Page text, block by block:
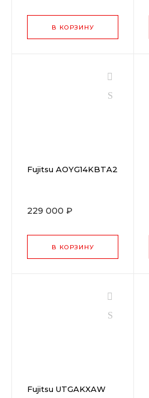
В КОРЗИНУ
Fujitsu AOYG14KBTA2
229 000 ₽
В КОРЗИНУ
Fujitsu UTGAKXAW